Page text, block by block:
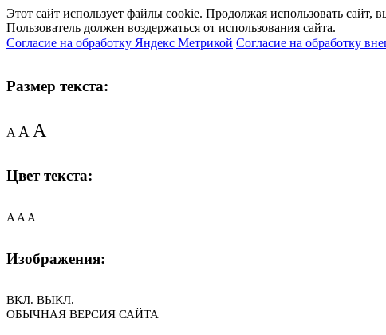
Этот сайт использует файлы cookie. Продолжая использовать сайт,
Пользователь должен воздержаться от использования сайта.
Согласие на обработку Яндекс Метрикой Согласие на обработку
Размер текста:
AAA
Цвет текста:
A A A
Изображения:
ВКЛ. ВЫКЛ.
ОБЫЧНАЯ ВЕРСИЯ САЙТА